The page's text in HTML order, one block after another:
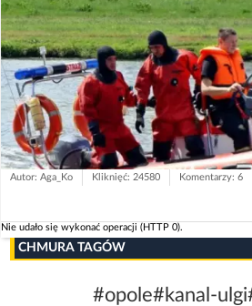
Autor: Aga_Ko Kliknięć: 24580 Komentarzy: 6
Nie udało się wykonać operacji (HTTP 0).
CHMURA TAGÓW
#opole#kanal-ulgi